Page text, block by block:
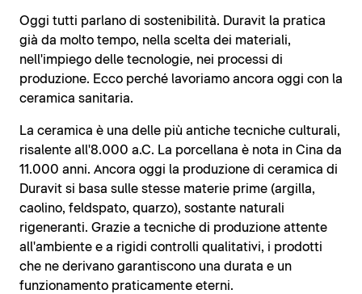
Oggi tutti parlano di sostenibilità. Duravit la pratica
già da molto tempo, nella scelta dei materiali,
nell'impiego delle tecnologie, nei processi di
produzione. Ecco perché lavoriamo ancora oggi con la
ceramica sanitaria.
La ceramica è una delle più antiche tecniche culturali,
risalente all'8.000 a.C. La porcellana è nota in Cina da
11.000 anni. Ancora oggi la produzione di ceramica di
Duravit si basa sulle stesse materie prime (argilla,
caolino, feldspato, quarzo), sostante naturali
rigeneranti. Grazie a tecniche di produzione attente
all'ambiente e a rigidi controlli qualitativi, i prodotti
che ne derivano garantiscono una durata e un
funzionamento praticamente eterni.